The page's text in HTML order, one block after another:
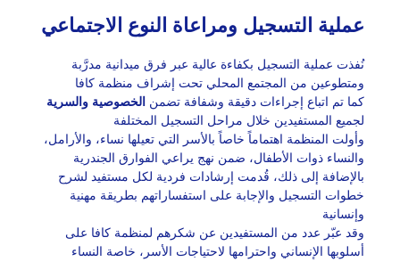
عملية التسجيل ومراعاة النوع الاجتماعي
نُفذت عملية التسجيل بكفاءة عالية عبر فرق ميدانية مدرَّبة
ومتطوعين من المجتمع المحلي تحت إشراف منظمة كافا
كما تم اتباع إجراءات دقيقة وشفافة تضمن الخصوصية والسرية
لجميع المستفيدين خلال مراحل التسجيل المختلفة
وأولت المنظمة اهتماماً خاصاً بالأسر التي تعيلها نساء، والأرامل،
والنساء ذوات الأطفال، ضمن نهج يراعي الفوارق الجندرية
بالإضافة إلى ذلك، قُدمت إرشادات فردية لكل مستفيد لشرح
خطوات التسجيل والإجابة على استفساراتهم بطريقة مهنية
وإنسانية
وقد عبّر عدد من المستفيدين عن شكرهم لمنظمة كافا على
أسلوبها الإنساني واحترامها لاحتياجات الأسر، خاصة النساء